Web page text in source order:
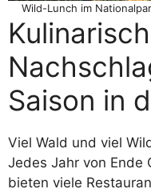
Wild-Lunch im
Saison in
Viel Wald und viel
Jedes Jahr von Ende
bieten viele